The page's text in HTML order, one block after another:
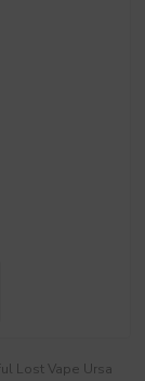
Lost Vape Ursa